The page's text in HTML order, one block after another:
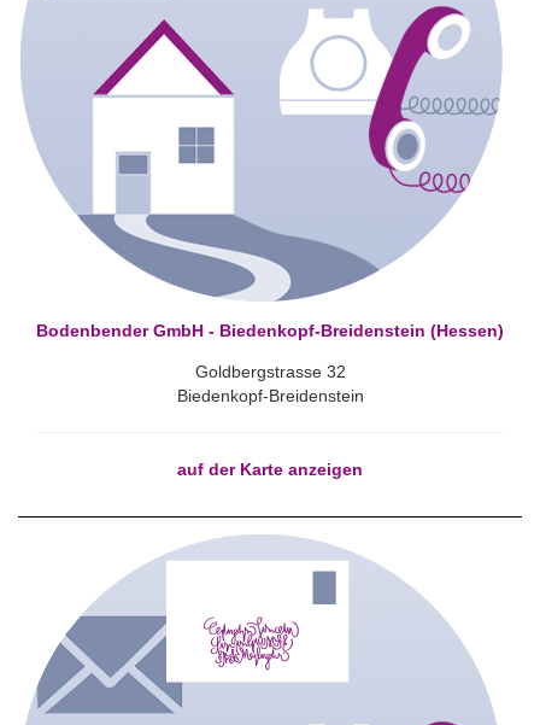
Bodenbender GmbH - Biedenkopf-Breidenstein (Hessen)
Goldbergstrasse 32
Biedenkopf-Breidenstein
auf der Karte anzeigen